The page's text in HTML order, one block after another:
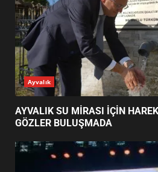
2
ESA 2026’DA
NEYİ TEMSİL
3
EİB’DE KRİTİK
DEĞİŞECEK?
EDREMİT’İN
FİNALİNDE NE
Ayvalık
AYVALIK SU MİRASI İÇİN
GÖZLER BULUŞMADA